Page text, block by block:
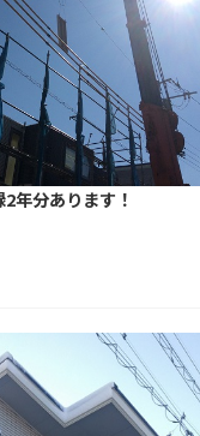
分あります！